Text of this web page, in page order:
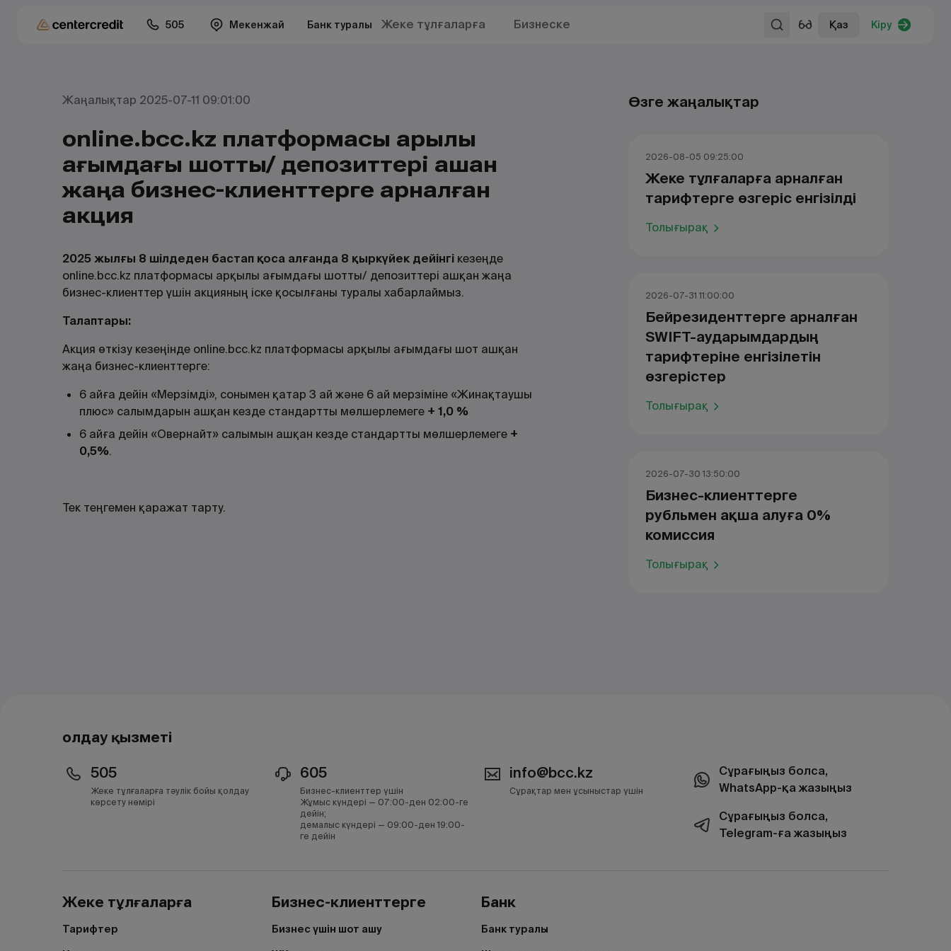
505 Мекенжай Банк туралы Жеке тұлғаларға Бизнеске Қаз Кіру
Жаңалықтар 2025-07-11 09:01:00
online.bcc.kz платформасы арқылы
ағымдағы шотты/ депозиттері ашқан
жаңа бизнес-клиенттерге арналған
акция
2025жылғы 8 шілдеден бастап қоса алғанда 8 қыркүйек дейінгі кезеңде
online.bcc.kz платформасы арқылы ағымдағы шотты/ депозиттері ашқан жаңа
бизнес-клиенттер үшін акцияның іске қосылғаны туралы хабарлаймыз.
Талаптары:
Акция өткізу кезеңінде online.bcc.kz платформасы арқылы ағымдағы шот ашқан
жаңа бизнес-клиенттерге:
6 айға дейін «Мерзімді», сонымен қатар 3 ай және 6 ай мерзіміне «Жинақтаушы
плюс» салымдарын ашқан кезде стандартты мөлшерлемеге + 1,0 %
6 айға дейін «Овернайт» салымын ашқан кезде стандартты мөлшерлемеге +
0,5%.
Тек теңгемен қаражат тарту.
Өзге жаңалықтар
2026-08-05 09:25:00
Жеке тұлғаларға арналған
тарифтерге өзгеріс енгізілді
Толығырақ
2026-07-31 11:00:00
Бейрезиденттерге арналған
SWIFT-аударымдардың
тарифтеріне енгізілетін
өзгерістер
Толығырақ
2026-07-30 13:50:00
Бизнес-клиенттерге
рубльмен ақша алуға 0%
комиссия
Толығырақ
Қолдау қызметі
505
Жеке тұлғаларға тәулік бойы қолдау
көрсету нөмірі
605
Бизнес-клиенттер үшін
Жұмыс күндері — 07:00-ден 02:00-ге
дейін;
демалыс күндері — 09:00-ден 19:00-
ге дейін
info@bcc.kz
Сұрақтар мен ұсыныстар үшін
Сұрағыңыз болса,
WhatsApp-қа жазыңыз
Сұрағыңыз болса,
Telegram-ға жазыңыз
Жеке тұлғаларға
Тарифтер
Бизнес-клиенттерге
Бизнес үшін шот ашу
Банк
Банк туралы